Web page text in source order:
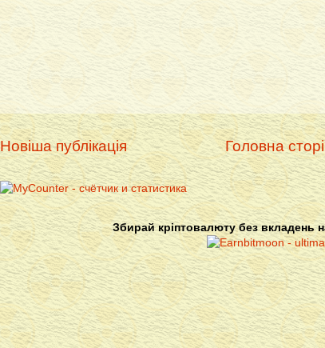
Новіша публікація Головна
Збирай кріптовалюту без вкладень